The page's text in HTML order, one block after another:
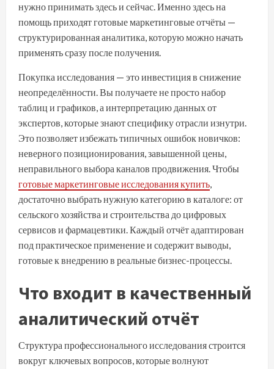
нужно принимать здесь и сейчас. Именно здесь на
помощь приходят готовые маркетинговые отчёты —
структурированная аналитика, которую можно начать
применять сразу после получения.
Покупка исследования — это инвестиция в снижение
неопределённости. Вы получаете не просто набор
таблиц и графиков, а интерпретацию данных от
экспертов, которые знают специфику отрасли изнутри.
Это позволяет избежать типичных ошибок новичков:
неверного позиционирования, завышенной цены,
неправильного выбора каналов продвижения. Чтобы
готовые маркетинговые исследования купить,
достаточно выбрать нужную категорию в каталоге: от
сельского хозяйства и строительства до цифровых
сервисов и фармацевтики. Каждый отчёт адаптирован
под практическое применение и содержит выводы,
готовые к внедрению в реальные бизнес-процессы.
Что входит в качественный
аналитический отчёт
Структура профессионального исследования строится
вокруг ключевых вопросов, которые волнуют